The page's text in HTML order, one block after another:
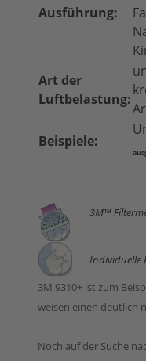
Ausführung:
Art der
Luftbelastung:
Beispiele:
3M™
Individuelle
3M 9310+ ist zum
weisen einen deutlich
Noch auf der Suche